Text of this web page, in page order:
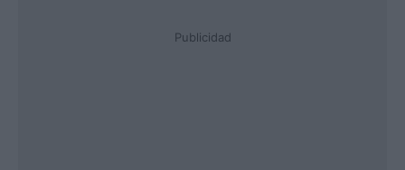
Publicidad